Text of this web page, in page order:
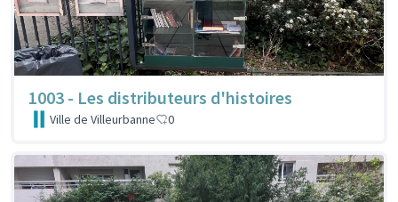
1003 - Les distributeurs d'histoires
Ville de Villeurbanne 0